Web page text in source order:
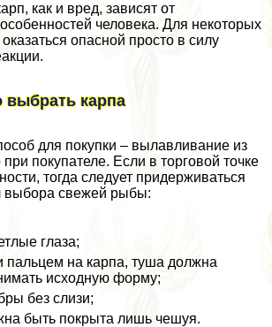
как и вред, зависят от
человека. Для некоторых
опасной просто в силу
выбрать карпа
для покупки – вылавливание из
покупателе. Если в торговой точке
тогда следует придерживаться
выбора свежей рыбы:
глаза;
пальцем на карпа, туша должна
исходную форму;
без слизи;
быть покрыта лишь чешуя.